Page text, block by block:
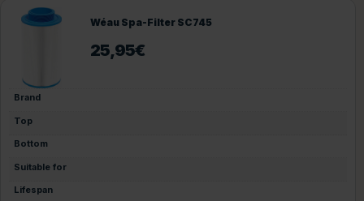
Wéau Spa-Filter SC745
25,95€
Brand
Top
Bottom
Suitable for
Lifespan